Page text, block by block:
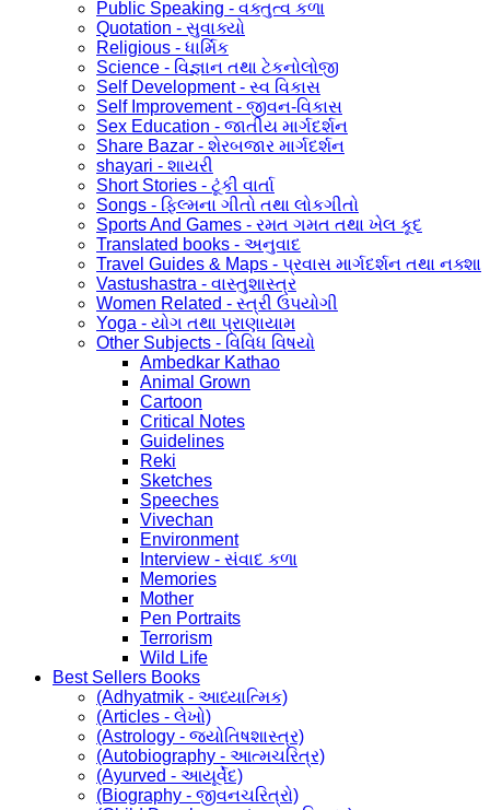
Public Speaking - વક્તુત્વ કળા
Quotation - સુવાક્યો
Religious - ધાર્મિક
Science - વિજ્ઞાન તથા ટેકનોલોજી
Self Development - સ્વ વિકાસ
Self Improvement - જીવન-વિકાસ
Sex Education - જાતીય માર્ગદર્શન
Share Bazar - શેરબજાર માર્ગદર્શન
shayari - શાયરી
Short Stories - ટૂંકી વાર્તા
Songs - ફિલ્મના ગીતો તથા લોકગીતો
Sports And Games - રમત ગમત તથા ખેલ કૂદ
Translated books - અનુવાદ
Travel Guides & Maps - પ્રવાસ માર્ગદર્શન તથા નક્શા
Vastushastra - વાસ્તુશાસ્ત્ર
Women Related - સ્ત્રી ઉપયોગી
Yoga - યોગ તથા પ્રાણાયામ
Other Subjects - વિવિધ વિષયો
Ambedkar Kathao
Animal Grown
Cartoon
Critical Notes
Guidelines
Reki
Sketches
Speeches
Vivechan
Environment
Interview - સંવાદ કળા
Memories
Mother
Pen Portraits
Terrorism
Wild Life
Best Sellers Books
(Adhyatmik - આધ્યાત્મિક)
(Articles - લેખો)
(Astrology - જ્યોતિષશાસ્ત્ર)
(Autobiography - આત્મચરિત્ર)
(Ayurved - આયૂર્વેદ)
(Biography - જીવનચરિત્રો)